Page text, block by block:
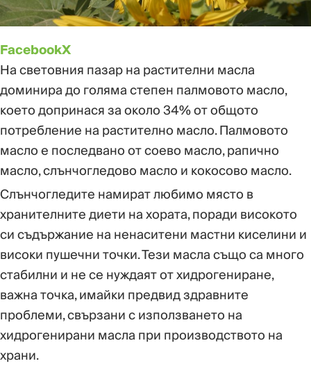
FacebookX
На световния пазар на растителни масла
доминира до голяма степен палмовото масло,
което допринася за около 34% от общото
потребление на растително масло. Палмовото
масло е последвано от соево масло, рапично
масло, слънчогледово масло и кокосово масло.
Слънчогледите намират любимо място в
хранителните диети на хората, поради високото
си съдържание на ненаситени мастни киселини и
високи пушечни точки. Тези масла също са много
стабилни и не се нуждаят от хидрогениране,
важна точка, имайки предвид здравните
проблеми, свързани с използването на
хидрогенирани масла при производството на
храни.